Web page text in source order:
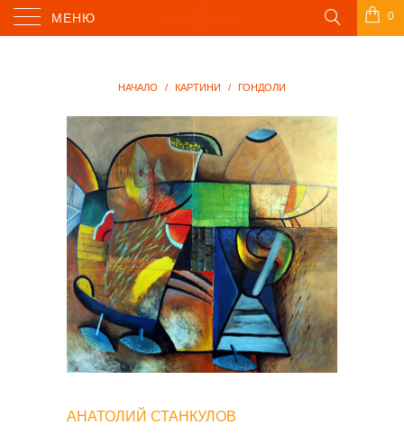
МЕНЮ 0
НАЧАЛО / КАРТИНИ / ГОНДОЛИ
АНАТОЛИЙ СТАНКУЛОВ